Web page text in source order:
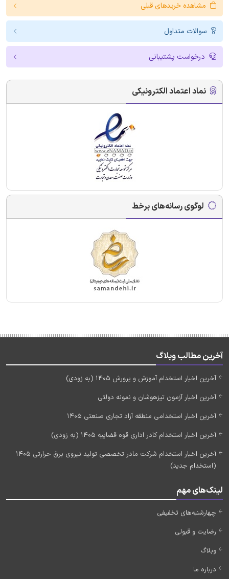
مشاهده خریدهای قبلی
سوالات متداول
درخواست پشتیبانی
نماد اعتماد الکترونیکی
لوگوی رسانه‌های برخط
آخرین مطالب وبلاگ
آخرین اخبار استخدام آموزش و پرورش 1405 (به زودی)
آخرین اخبار آزمون تیزهوشان و نمونه دولتی
آخرین اخبار استخدامی منطقه آزاد تجاری صنعتی 1405
آخرین اخبار استخدام کادر اداری قوه قضاییه 1405 (به زودی)
آخرین اخبار استخدام شرکت مادر تخصصی تولید نیروی برق حرارتی 1405
(استخدام جدید)
لینک‌های مهم
چهارشنبه‌های تخفیفی
رضایت و قبولی
وبلاگ
درباره ما